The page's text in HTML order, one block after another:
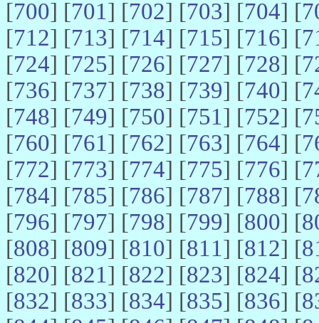
[700] [701] [702] [703] [704] [
[712] [713] [714] [715] [716] [
[724] [725] [726] [727] [728] [
[736] [737] [738] [739] [740] [
[748] [749] [750] [751] [752] [
[760] [761] [762] [763] [764] [
[772] [773] [774] [775] [776] [
[784] [785] [786] [787] [788] [
[796] [797] [798] [799] [800] [
[808] [809] [810] [811] [812] [
[820] [821] [822] [823] [824] [
[832] [833] [834] [835] [836] [